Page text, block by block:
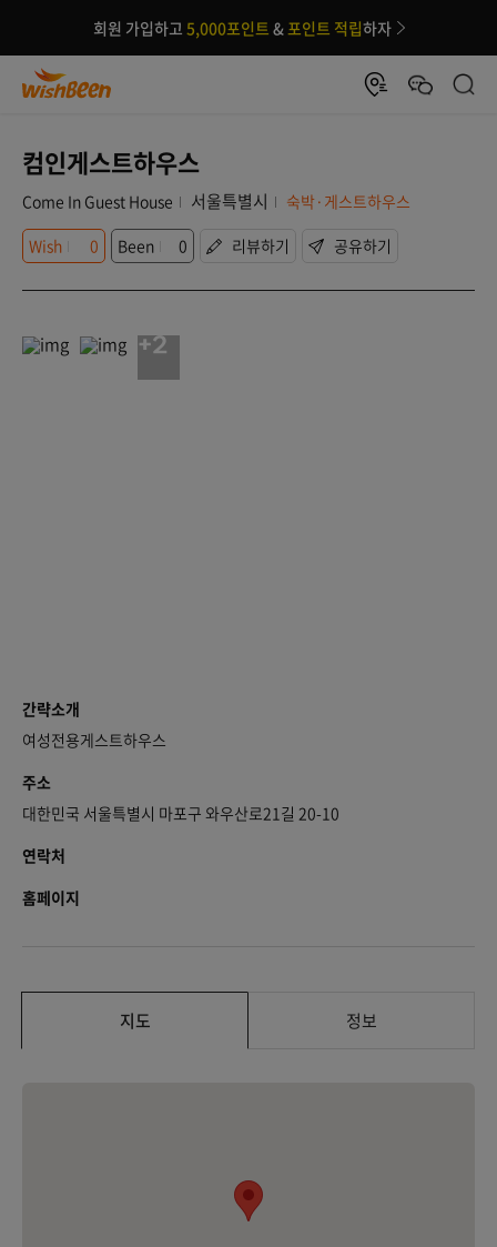
회원 가입하고 5,000포인트 &포인트 적립하자
컴인게스트하우스
Come In Guest House 서울특별시
숙박·게스트하우스
Wish
0 Been 0 리뷰하기 공유하기
+2
간략소개
여성전용게스트하우스
주소
대한민국 서울특별시 마포구 와우산로21길 20-10
연락처
홈페이지
지도 정보